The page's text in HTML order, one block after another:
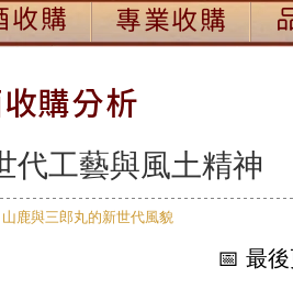
代工藝與風土精神
📅 最